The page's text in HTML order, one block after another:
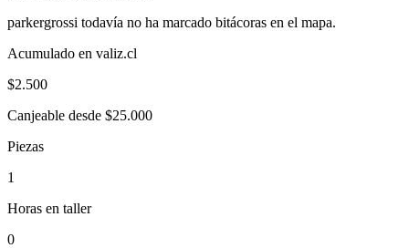
parkergrossi todavía no ha marcado bitácoras en el mapa.
Acumulado en valiz.cl
$2.500
Canjeable desde $25.000
Piezas
1
Horas en taller
0